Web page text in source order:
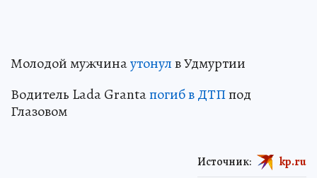
Молодой мужчинаутонулв Удмуртии
Водитель Lada Grantaпогиб в ДТПпод
Глазовом
Источник: kp.ru